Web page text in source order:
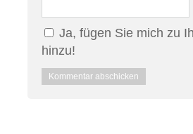
Ja, fügen Sie mich zu
hinzu!